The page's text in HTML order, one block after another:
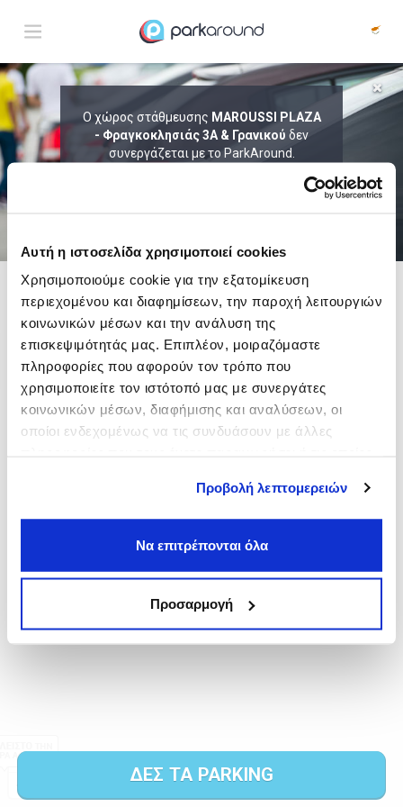
Αυτή η ιστοσελίδα χρησιμοποιεί cookies
Χρησιμοποιούμε cookie για την εξατομίκευση
περιεχομένου και διαφημίσεων, την παροχή λειτουργιών
κοινωνικών μέσων και την ανάλυση της
επισκεψιμότητάς μας. Επιπλέον, μοιραζόμαστε
πληροφορίες που αφορούν τον τρόπο που
χρησιμοποιείτε τον ιστότοπό μας με συνεργάτες
κοινωνικών μέσων, διαφήμισης και αναλύσεων, οι
οποίοι ενδεχομένως να τις συνδυάσουν με άλλες
Προβολή λεπτομερειών
Να επιτρέπονται όλα
Προσαρμογή
Ο χώρος στάθμευσης MAROUSSI PLAZA
- Φραγκοκλησιάς 3Α & Γρανικού δεν
συνεργάζεται με το ParkAround.
ΤΟ PARKAROUND ΕΠΕΚΤΕΙΝΕΙ ΣΥΝΕΧΩΣ
Δες τώρα τα parking στο χάρτη και σύγκρινετιμή
καιαπόσταση
ΔΕΣ ΤΑ PARKING
ΑΠΟΤΕΛΕΣΜΑΤΑ ΓΙΑ:
ΑΦΙΞΗ Πεμ 06 Αυγ 01:15 ΔΙΑΡΚΕΙΑ